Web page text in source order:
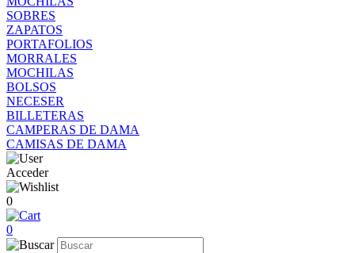
SOBRES
ZAPATOS
PORTAFOLIOS
MORRALES
MOCHILAS
BOLSOS
NECESER
BILLETERAS
CAMPERAS DE DAMA
CAMISAS DE DAMA
Acceder
0
0